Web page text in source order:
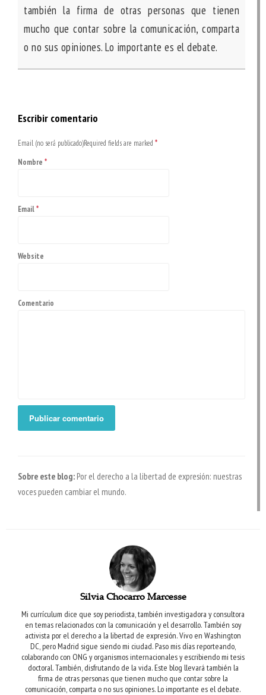
también la firma de otras personas que tienen
mucho que contar sobre la comunicación, comparta
o no sus opiniones. Lo importante es el debate.
Escribir comentario
Email (no será publicado)Required fields are marked *
Nombre *
Email*
Website
Comentario
Sobre este blog:Por el derecho a la libertad de expresión: nuestras
voces pueden cambiar el mundo.
Silvia Chocarro Marcesse
Mi currículum dice que soy periodista, también investigadora y consultora
en temas relacionados con la comunicación y el desarrollo. También soy
activista por el derecho a la libertad de expresión. Vivo en Washington
DC, pero Madrid sigue siendo mi ciudad. Paso mis días reporteando,
colaborando con ONG y organismos internacionales y escribiendo mi tesis
doctoral. También, disfrutando de la vida.Este blog llevará también la
firma de otras personas que tienen mucho que contar sobre la
comunicación, comparta o no sus opiniones. Lo importante es el debate.